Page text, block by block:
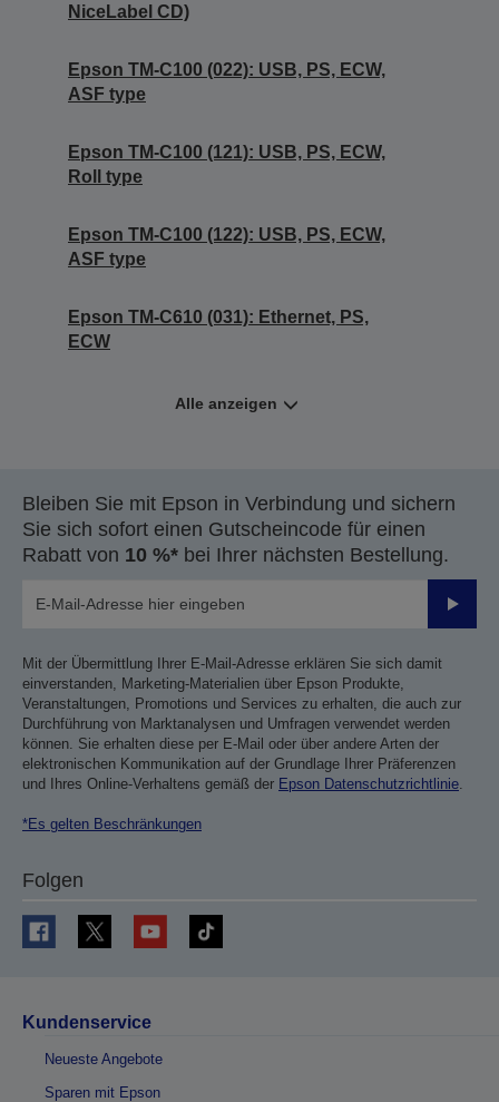
NiceLabel CD)
Epson TM-C100 (022): USB, PS, ECW,
ASF type
Epson TM-C100 (121): USB, PS, ECW,
Roll type
Epson TM-C100 (122): USB, PS, ECW,
ASF type
Epson TM-C610 (031): Ethernet, PS,
ECW
Alle anzeigen
Bleiben Sie mit Epson in Verbindung und sichern
Sie sich sofort einen Gutscheincode für einen
Rabatt von 10 %* bei Ihrer nächsten Bestellung.
Mit der Übermittlung Ihrer E-Mail-Adresse erklären Sie sich damit
einverstanden, Marketing-Materialien über Epson Produkte,
Veranstaltungen, Promotions und Services zu erhalten, die auch zur
Durchführung von Marktanalysen und Umfragen verwendet werden
können. Sie erhalten diese per E-Mail oder über andere Arten der
elektronischen Kommunikation auf der Grundlage Ihrer Präferenzen
und Ihres Online-Verhaltens gemäß der Epson Datenschutzrichtlinie
*Es gelten Beschränkungen
Folgen
Kundenservice
Neueste Angebote
Sparen mit Epson